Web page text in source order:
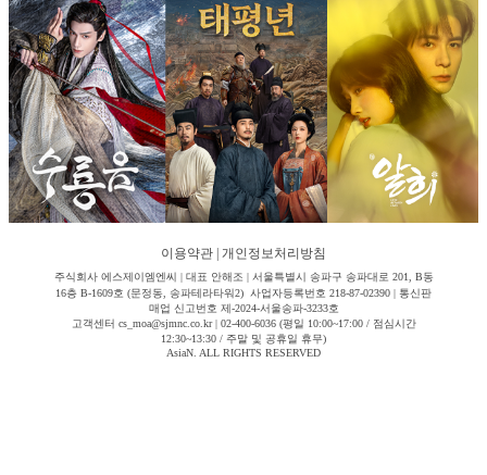
이용약관 개인정보처리방침
주식회사 에스제이엠엔씨 | 대표 안해조 | 서울특별시 송파구 송파대로 201, B동
16층 B-1609호 (문정동, 송파테라타워2) 사업자등록번호 218-87-02390 | 통신판
매업 신고번호 제-2024-서울송파-3233호
고객센터 cs_moa@sjmnc.co.kr | 02-400-6036 (평일 10:00~17:00 / 점심시간
12:30~13:30 / 주말 및 공휴일 휴무)
AsiaN. ALL RIGHTS RESERVED